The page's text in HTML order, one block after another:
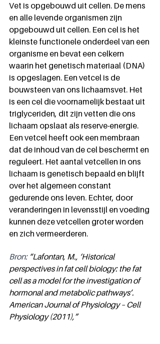
Vet is opgebouwd uit cellen. De mens
en alle levende organismen zijn
opgebouwd uit cellen. Een cel is het
kleinste functionele onderdeel van een
organisme en bevat een celkern
waarin het genetisch materiaal (DNA)
is opgeslagen. Een vetcel is de
bouwsteen van ons lichaamsvet. Het
is een cel die voornamelijk bestaat uit
triglyceriden, dit zijn vetten die ons
lichaam opslaat als reserve-energie.
Een vetcel heeft ook een membraan
dat de inhoud van de cel beschermt en
reguleert. Het aantal vetcellen in ons
lichaam is genetisch bepaald en blijft
over het algemeen constant
gedurende ons leven. Echter, door
veranderingen in levensstijl en voeding
kunnen deze vetcellen groter worden
en zich vermeerderen.
Bron: “Lafontan, M., ‘Historical
perspectives in fat cell biology: the fat
cell as a model for the investigation of
hormonal and metabolic pathways’.
American Journal of Physiology – Cell
Physiology (2011),”